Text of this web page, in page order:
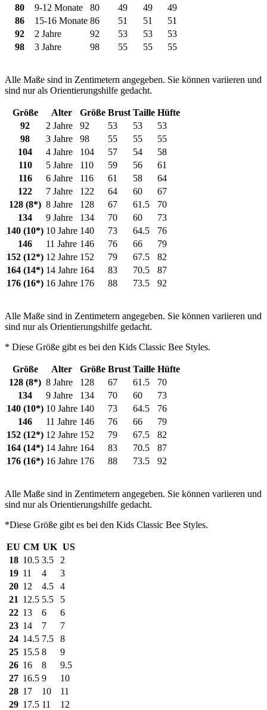
80
9-12 Monate 80 49 49
49
86
15-16 Monate 86 51 51
51
92
2 Jahre 92 53 53
53
98
3 Jahre 98 55 55 55
Alle Maße sind in Zentimetern angegeben. Sie können variieren und
sind nur als Orientierungshilfe gedacht.
Größe Alter Größe Brust Taille Hüfte
92
2 Jahre 92 53 53
53
98
3 Jahre 98 55 55
55
104
4 Jahre 104 57 54
58
110
5 Jahre 110 59 56
61
116
6 Jahre 116 61 58
64
122
7 Jahre 122 64 60
67
128 (8*) 8 Jahre 128 67 61.5
70
134
9 Jahre 134 70 60
73
140 (10*) 10 Jahre 140 73 64.5
76
146
11 Jahre 146 76 66
79
152 (12*) 12 Jahre 152 79 67.5
82
164 (14*) 14 Jahre 164 83 70.5
87
176 (16*) 16 Jahre 176 88 73.5 92
Alle Maße sind in Zentimetern angegeben. Sie können variieren und
sind nur als Orientierungshilfe gedacht.
* Diese Größe gibt es bei den Kids Classic Bee Styles.
Größe Alter Größe Brust Taille Hüfte
128 (8*) 8 Jahre 128 67 61.5
70
134
9 Jahre 134 70 60
73
140 (10*) 10 Jahre 140 73 64.5
76
146
11 Jahre 146 76 66
79
152 (12*) 12 Jahre 152 79 67.5
82
164 (14*) 14 Jahre 164 83 70.5
87
176 (16*) 16 Jahre 176 88 73.5 92
Alle Maße sind in Zentimetern angegeben. Sie können variieren und
sind nur als Orientierungshilfe gedacht.
*Diese Größe gibt es bei den Kids Classic Bee Styles.
EU CM UK US
18 10.5 3.5
2
19 11 4
3
20 12 4.5
4
21 12.5 5.5
5
22 13 6
6
23 14 7
7
24 14.5 7.5
8
25 15.5 8
9
26 16 8
9.5
27 16.5 9
10
28 17 10
11
29 17.5 11
12